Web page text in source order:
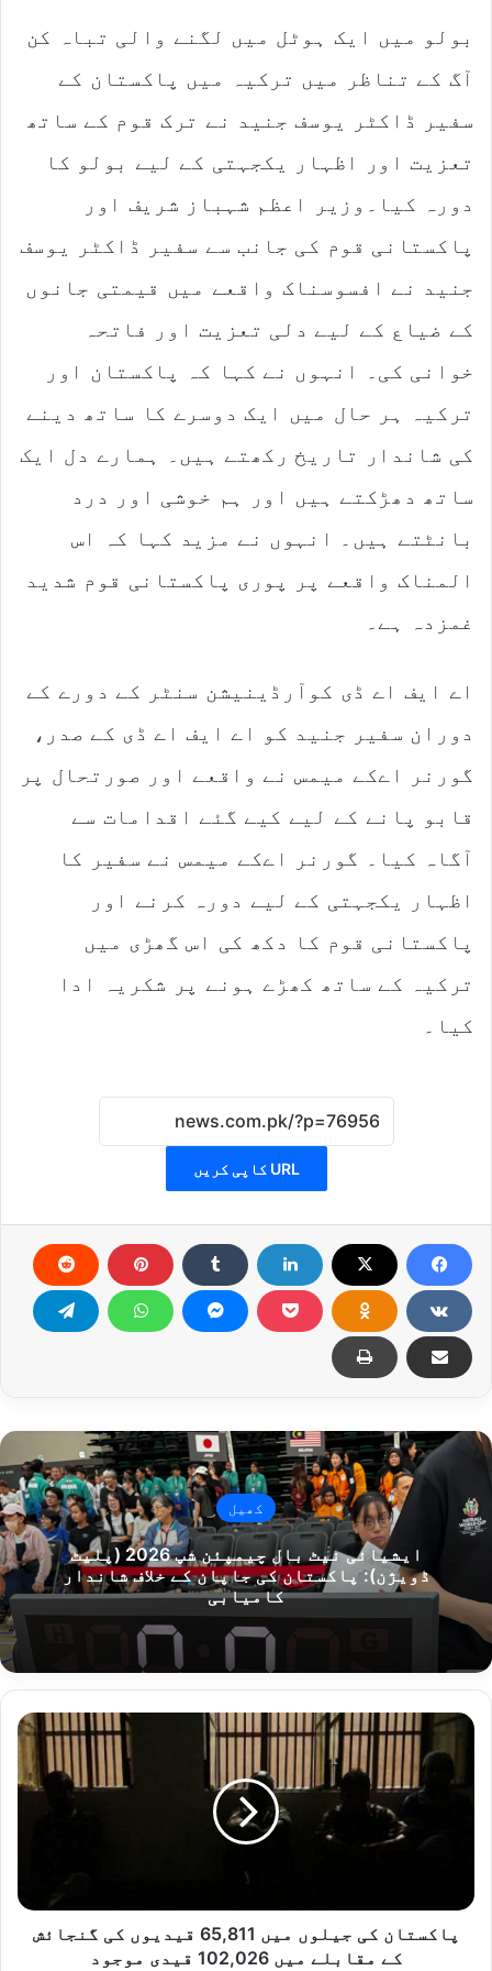
e
i
بولو میں ایک ہوٹل میں لگنے والی تباہ کن
آگ کے تناظر میں ترکیہ میں پاکستان کے
سفیر ڈاکٹر یوسف جنید نے ترک قوم کے ساتھ
تعزیت اور اظہار یکجہتی کے لیے بولو کا
دورہ کیا۔وزیر اعظم شہباز شریف اور
پاکستانی قوم کی جانب سے سفیر ڈاکٹر یوسف
جنید نے افسوسناک واقعے میں قیمتی جانوں
کے ضیاع کے لیے دلی تعزیت اور فاتحہ
خوانی کی۔ انہوں نے کہا کہ پاکستان اور
ترکیہ ہر حال میں ایک دوسرے کا ساتھ دینے
کی شاندار تاریخ رکھتے ہیں۔ ہمارے دل ایک
ساتھ دھڑکتے ہیں اور ہم خوشی اور درد
بانٹتے ہیں۔ انہوں نے مزید کہا کہ اس
المناک واقعے پر پوری پاکستانی قوم شدید
غمزدہ ہے۔
اے ایف اے ڈی کوآرڈینیشن سنٹر کے دورے کے
دوران سفیر جنید کو اے ایف اے ڈی کے صدر،
گورنر اےکے میمس نے واقعے اور صورتحال پر
قابو پانے کے لیے کیے گئے اقدامات سے
آگاہ کیا۔ گورنر اےکے میمس نے سفیر کا
اظہار یکجہتی کے لیے دورہ کرنے اور
پاکستانی قوم کا دکھ کی اس گھڑی میں
ترکیہ کے ساتھ کھڑے ہونے پر شکریہ ادا
کیا۔
URL کاپی کریں
کھیل
ایشیائی نیٹ بال چیمپئن شپ 2026 (پلیٹ
ڈویژن): پاکستان کی جاپان کے خلاف شاندار
کامیابی
پ
ی
پاکستان کی جیلوں میں 65,811 قیدیوں کی گنجائش
کے مقابلے میں 102,026 قیدی موجود